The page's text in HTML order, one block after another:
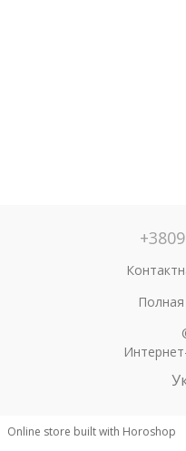
Online store built with Horoshop